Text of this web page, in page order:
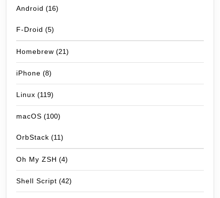
Android (16)
F-Droid (5)
Homebrew (21)
iPhone (8)
Linux (119)
macOS (100)
OrbStack (11)
Oh My ZSH (4)
Shell Script (42)